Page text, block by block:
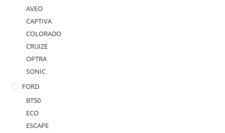
AVEO
CAPTIVA
COLORADO
CRUIZE
OPTRA
SONIC
FORD
BT50
ECO
ESCAPE